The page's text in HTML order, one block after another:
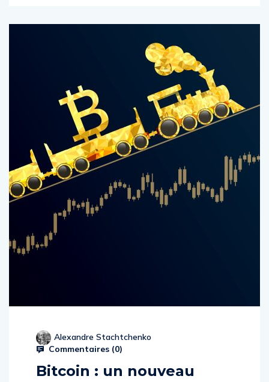
Alexandre Stachtchenko
Commentaires (0)
Bitcoin : un nouveau